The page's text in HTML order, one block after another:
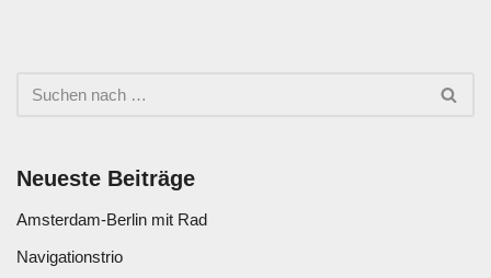
Neu­es­te Bei­trä­ge
Ams­ter­dam-Ber­lin mit Rad
Navi­ga­ti­ons­trio